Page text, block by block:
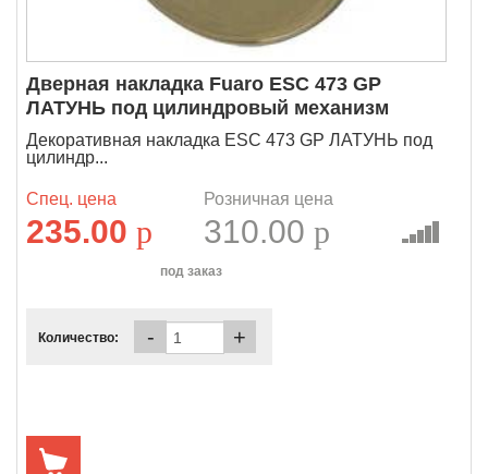
Дверная накладка Fuaro ESC 473 GP
ЛАТУНЬ под цилиндровый механизм
Декоративная накладка ESC 473 GP ЛАТУНЬ под
цилиндр...
Спец. цена
235.00 p
Розничная цена
310.00 p
под заказ
Количество: - +